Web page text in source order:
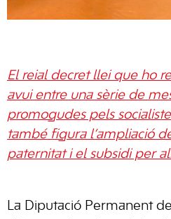
El reial decret llei que ho
avui entre una sèrie de
promogudes pels
també figura l’ampliació
paternitat i el subsidi per
La Diputació Permanent